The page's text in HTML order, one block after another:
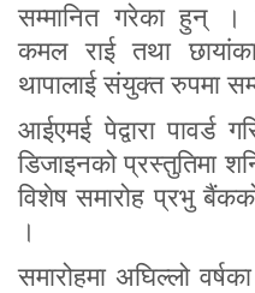
सम्मानित गरेका हुन् ।
कमल राई तथा
थापालाई संयुक्त रुपमा
आईएमई पेद्वारा
डिजाइनको प्रस्तुतिमा
विशेष समारोह प्रभु
।
समारोहमा अघिल्लो